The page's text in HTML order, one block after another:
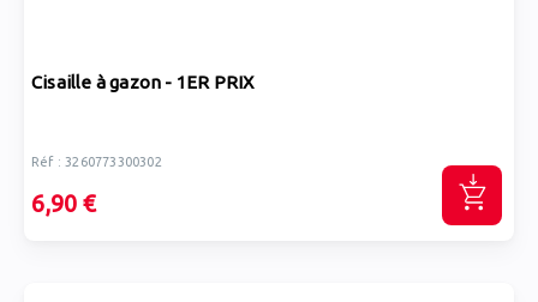
Cisaille à gazon - 1ER PRIX
Réf : 3260773300302
6,90 €